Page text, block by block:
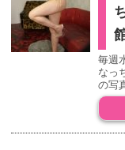
毎週
なっ
の写